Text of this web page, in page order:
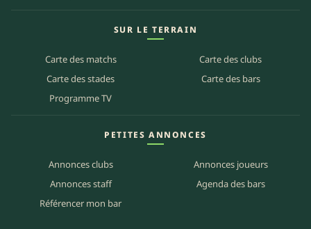
SUR LE TERRAIN
Carte des matchs
Carte des clubs
Carte des stades
Carte des bars
Programme TV
PETITES ANNONCES
Annonces clubs
Annonces joueurs
Annonces staff
Agenda des bars
Référencer mon bar